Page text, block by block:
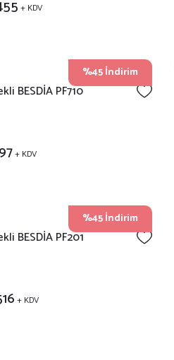
+ KDV
%45 İndirim
BESDİA PF710
+ KDV
%45 İndirim
BESDİA PF201
+ KDV